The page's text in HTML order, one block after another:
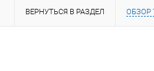
ВЕРНУТЬСЯ В РАЗДЕЛ ОБЗОР